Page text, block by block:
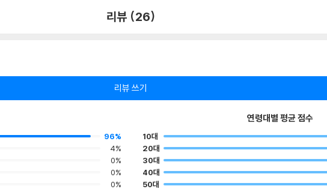
리뷰 (26)
리뷰 쓰기
96%
4%
0%
0%
0%
연령대별 평균 점수
10대
20대
30대
40대
50대